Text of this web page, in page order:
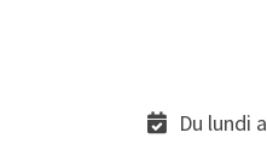
Du lundi